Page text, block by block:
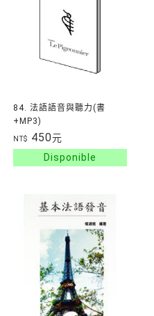
84. 法語語音與聽力(書
+MP3)
NT$ 450元